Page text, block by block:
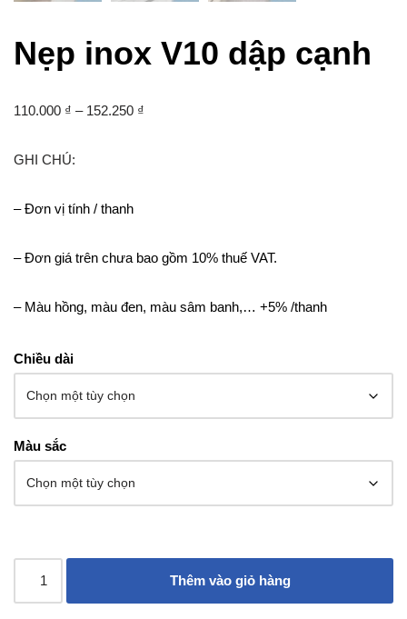
Nẹp inox V10 dập cạnh
110.000 ₫ – 152.250 ₫
GHI CHÚ:
– Đơn vị tính / thanh
– Đơn giá trên chưa bao gồm 10% thuế VAT.
– Màu hồng, màu đen, màu sâm banh,… +5% /thanh
Chiều dài
Màu sắc
Thêm vào giỏ hàng